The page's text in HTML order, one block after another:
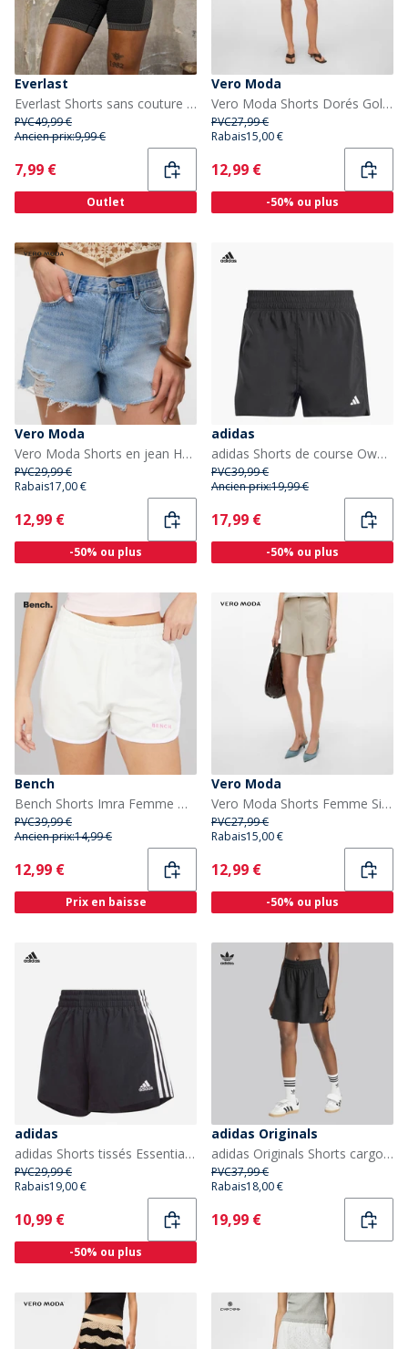
Everlast
Everlast Shorts sans couture Femme Noir
PVC49,99 €
Ancien prix:9,99 €
Current
7,99 €
Outlet
Vero Moda
Vero Moda Shorts Dorés Golden Cove Femme Andorra
PVC27,99 €
Rabais15,00 €
Current
12,99 €
-50% ou plus
Vero Moda
Vero Moda Shorts en jean Hailey Femme Light Blue Denim
PVC29,99 €
Rabais17,00 €
Current
12,99 €
-50% ou plus
adidas
adidas Shorts de course Own The Run Femme Noir
PVC39,99 €
Ancien prix:19,99 €
Current
17,99 €
-50% ou plus
Bench
Bench Shorts Imra Femme Winter White
PVC39,99 €
Ancien prix:14,99 €
Current
12,99 €
Prix en baisse
Vero Moda
Vero Moda Shorts Femme Silver Lining
PVC27,99 €
Rabais15,00 €
Current
12,99 €
-50% ou plus
adidas
adidas Shorts tissés Essentials 3-Stripes Femme Noir/Blanc
PVC29,99 €
Rabais19,00 €
Current
10,99 €
-50% ou plus
adidas Originals
adidas Originals Shorts cargo taille haute tissés essentiels Femme Noir
PVC37,99 €
Rabais18,00 €
Current
19,99 €